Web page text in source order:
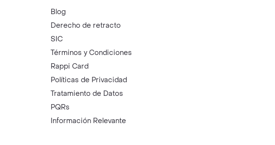
Blog
Derecho de retracto
SIC
Términos y Condiciones
Rappi Card
Políticas de Privacidad
Tratamiento de Datos
PQRs
Información Relevante